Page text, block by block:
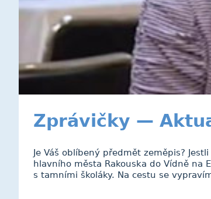
Zprávičky —
Je Váš oblíbený předmět zeměpis?
hlavního města Rakouska do Vídně na
s tamními školáky. Na cestu se